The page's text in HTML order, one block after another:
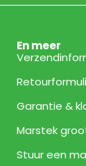
En meer
Garantie &
Marstek
Stuur een